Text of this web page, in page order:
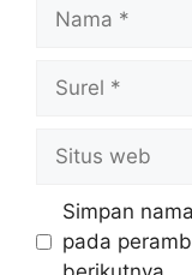
web
Simpan
pada